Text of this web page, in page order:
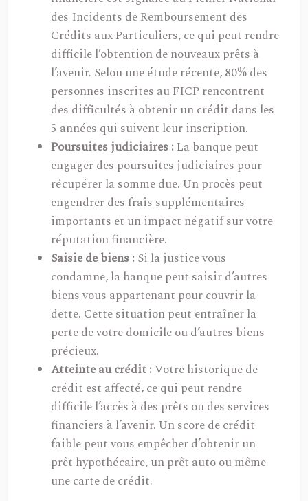
des Incidents de Remboursement des
Crédits aux Particuliers, ce qui peut rendre
difficile l’obtention de nouveaux prêts à
l’avenir. Selon une étude récente, 80% des
personnes inscrites au FICP rencontrent
des difficultés à obtenir un crédit dans les
5 années qui suivent leur inscription.
Poursuites judiciaires : La banque peut
engager des poursuites judiciaires pour
récupérer la somme due. Un procès peut
engendrer des frais supplémentaires
importants et un impact négatif sur votre
réputation financière.
Saisie de biens : Si la justice vous
condamne, la banque peut saisir d’autres
biens vous appartenant pour couvrir la
dette. Cette situation peut entraîner la
perte de votre domicile ou d’autres biens
précieux.
Atteinte au crédit : Votre historique de
crédit est affecté, ce qui peut rendre
difficile l’accès à des prêts ou des services
financiers à l’avenir. Un score de crédit
faible peut vous empêcher d’obtenir un
prêt hypothécaire, un prêt auto ou même
une carte de crédit.